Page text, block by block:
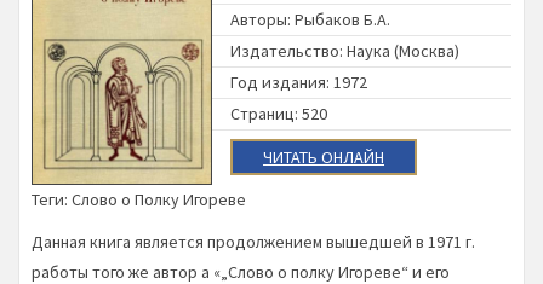
Авторы:Рыбаков Б.А.
Издательство:Наука (Москва)
Год издания: 1972
Страниц: 520
ЧИТАТЬ ОНЛАЙН
Теги: Слово о Полку Игореве
Данная книга является продолжением вышедшей в 1971 г.
работы того же автор а «„Слово о полку Игореве“ и его